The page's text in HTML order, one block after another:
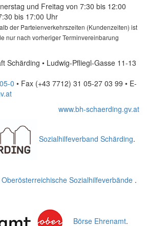
und Freitag von 7:30 bis 12:00
bis 17:00 Uhr
der Parteienverkehrszeiten (Kundenzeiten) ist
nur nach vorheriger Terminvereinbarung
Schärding • Ludwig-Pfliegl-Gasse 11-13
0 • Fax (+43 7712) 31 05-27 03 99 • E-
www.bh-schaerding.gv.at
Sozialhilfeverband Schärding.
Oberösterreichische Sozialhilfeverbände .
Börse Ehrenamt.